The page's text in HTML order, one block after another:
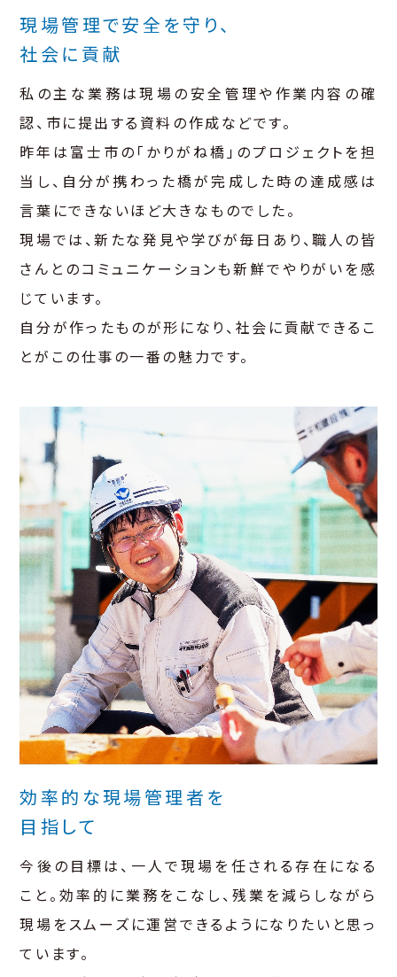
現場管理で安全を守り、
社会に貢献
私の主な業務は現場の安全管理や作業内容の確
認、市に提出する資料の作成などです。
昨年は富士市の「かりがね橋」のプロジェクトを担
当し、自分が携わった橋が完成した時の達成感は
言葉にできないほど大きなものでした。
現場では、新たな発見や学びが毎日あり、職人の皆
さんとのコミュニケーションも新鮮でやりがいを感
じています。
自分が作ったものが形になり、社会に貢献できるこ
とがこの仕事の一番の魅力です。
効率的な現場管理者を
目指して
今後の目標は、一人で現場を任される存在になる
こと。効率的に業務をこなし、残業を減らしながら
現場をスムーズに運営できるようになりたいと思っ
ています。